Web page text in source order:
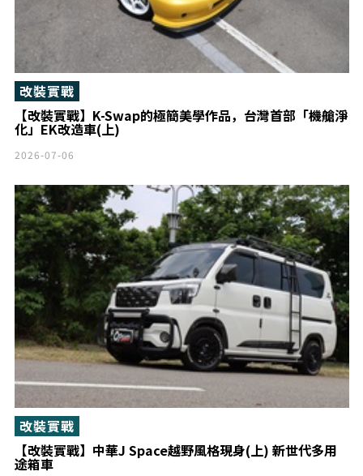
【改裝實戰】K-Swap的極簡美學作品，台灣首部「機艙淨
化」EK改造車(上)
改裝實戰
2026-07-06
【改裝實戰】中華J Space越野風格現身(上) 新世代多用
途箱車
改裝實戰